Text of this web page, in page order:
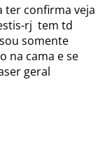
ter confirma veja
rj tem td
somente
na cama e se
geral